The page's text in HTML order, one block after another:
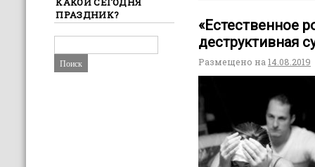
«Естественное
деструктивная
Размещено на 14.08.2019
ПРАЗДНИК?